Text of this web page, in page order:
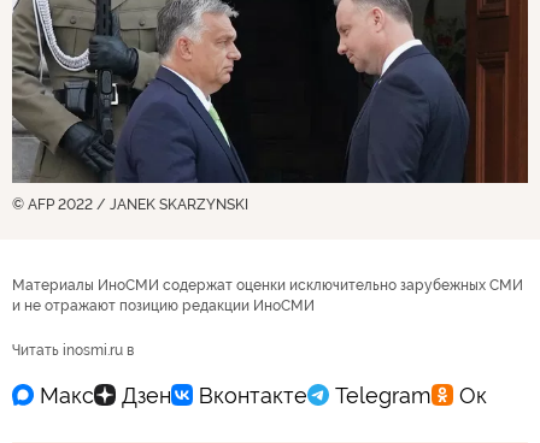
© AFP 2022 / JANEK SKARZYNSKI
Материалы ИноСМИ содержат оценки исключительно зарубежных СМИ
и не отражают позицию редакции ИноСМИ
Читать inosmi.ru в